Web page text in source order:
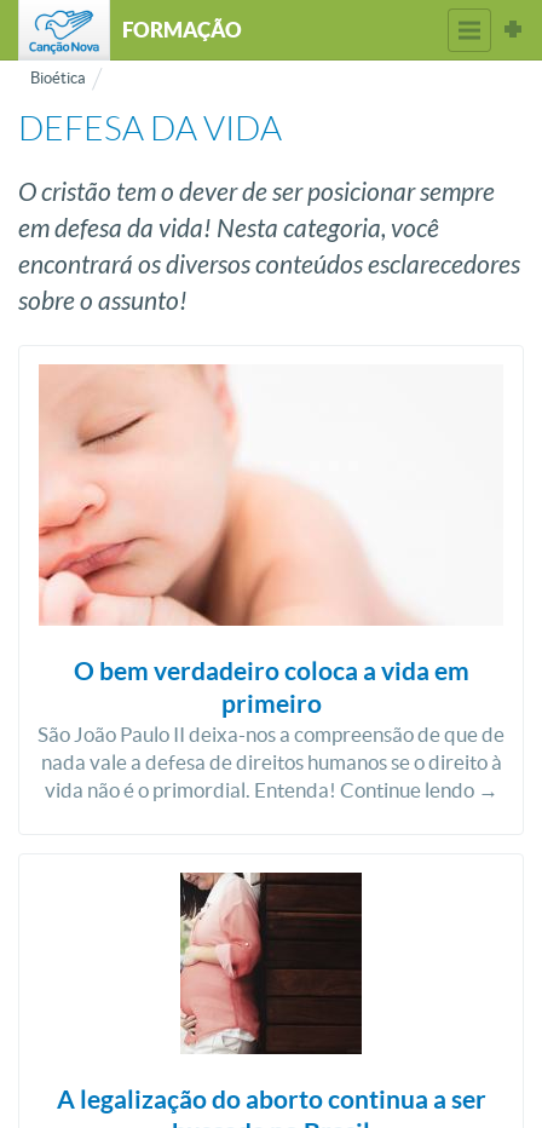
FORMAÇÃO
Bioética
DEFESA DA VIDA
O cristão tem o dever de ser posicionar sempre
em defesa da vida! Nesta categoria, você
encontrará os diversos conteúdos esclarecedores
sobre o assunto!
O bem verdadeiro coloca a vida em
primeiro
São João Paulo II deixa-nos a compreensão de que de
nada vale a defesa de direitos humanos se o direito à
vida não é o primordial. Entenda! Continue lendo →
A legalização do aborto continua a ser